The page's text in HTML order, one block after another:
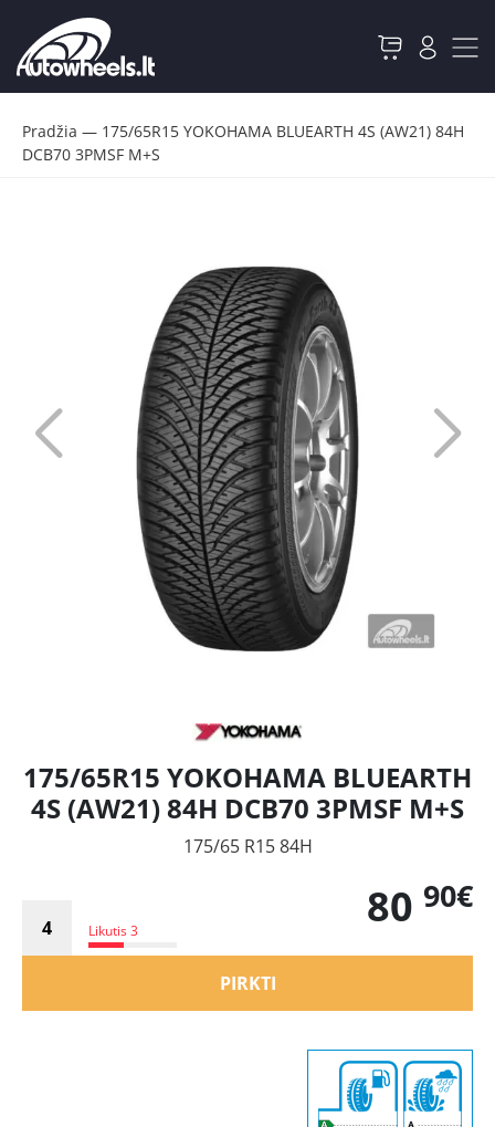
Pradžia — 175/65R15 YOKOHAMA BLUEARTH 4S (AW21) 84H
DCB70 3PMSF M+S
175/65R15 YOKOHAMA BLUEARTH
4S (AW21) 84H DCB70 3PMSF M+S
175/65 R15 84H
Likutis 3 80 90€
PIRKTI